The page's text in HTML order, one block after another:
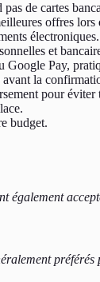
de cartes
offres lors
électroniques.
et
Google Pay,
la
pour éviter
budget.
également